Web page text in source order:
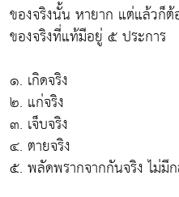
ของจริงนั้น หายาก แต่แล้วก็ต้
ของจริงที่แท้มีอยู่ ๕ ประการ
๑. เกิดจริง
๒. แก่จริง
๓. เจ็บจริง
๔. ตายจริง
๕. พลัดพรากจากกันจริง ไม่มี